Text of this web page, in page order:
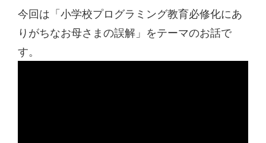
今回は「小学校プログラミング教育必修化にあ
りがちなお母さまの誤解」をテーマのお話で
す。